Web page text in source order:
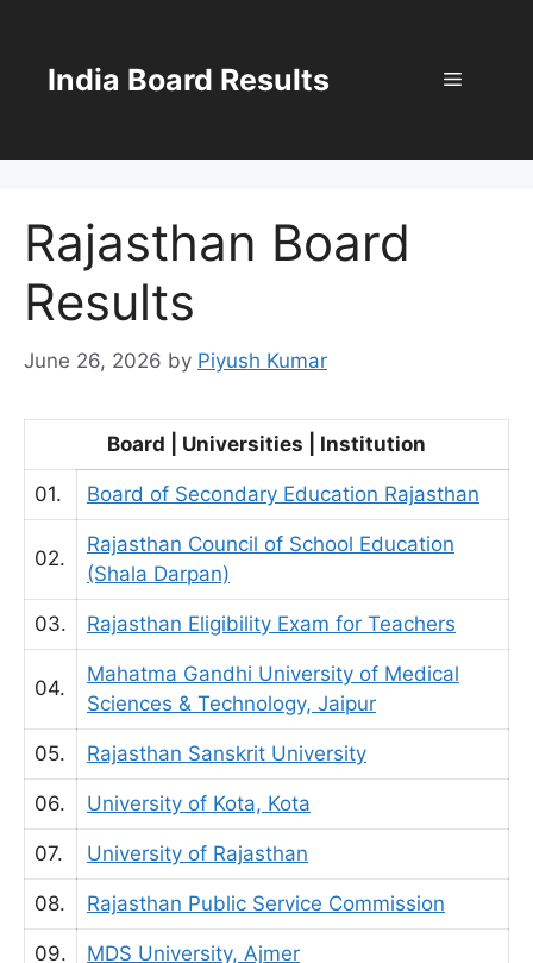
contentIndia Board Results Menu
Rajasthan Board
Results
June 26, 2026 by Piyush Kumar
Board | Universities | Institution
01. Board of Secondary Education Rajasthan
02.
Rajasthan Council of School Education
(Shala Darpan)
03. Rajasthan Eligibility Exam for Teachers
04.
Mahatma Gandhi University of Medical
Sciences & Technology, Jaipur
05. Rajasthan Sanskrit University
06. University of Kota, Kota
07. University of Rajasthan
08. Rajasthan Public Service Commission
09. MDS University, Ajmer